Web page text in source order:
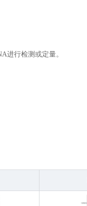
进行检测或定量。